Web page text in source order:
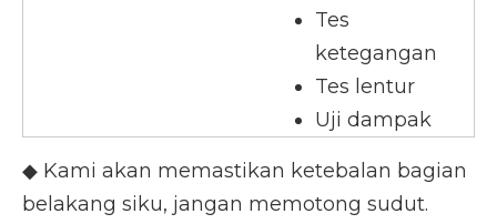
Tes
ketegangan
Tes lentur
Uji dampak
◆ Kami akan memastikan ketebalan bagian
belakang siku, jangan memotong sudut.